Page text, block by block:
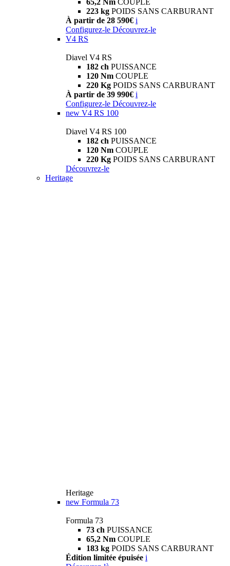
65,2 Nm COUPLE
223 kg POIDS SANS CARBURANT
À partir de 28 590€ i
Configurez-le Découvrez-le
V4 RS
Diavel V4 RS
182 ch PUISSANCE
120 Nm COUPLE
220 Kg POIDS SANS CARBURANT
À partir de 39 990€ i
Configurez-le Découvrez-le
new V4 RS 100
Diavel V4 RS 100
182 ch PUISSANCE
120 Nm COUPLE
220 Kg POIDS SANS CARBURANT
Découvrez-le
Heritage
Heritage
new Formula 73
Formula 73
73 ch PUISSANCE
65,2 Nm COUPLE
183 kg POIDS SANS CARBURANT
Édition limitée épuisée i